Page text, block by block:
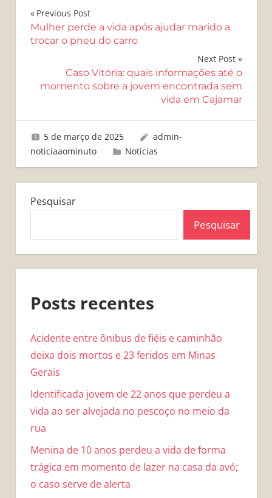
Navegação
de
Post
Previous Post
Mulher perde a vida após ajudar marido a
trocar o pneu do carro
Next Post
Caso Vitória: quais informações até o
momento sobre a jovem encontrada sem
vida em Cajamar
5 de março de 2025
admin-
noticiaaominuto
Notícias
Pesquisar
Pesquisar
Posts recentes
Acidente entre ônibus de fiéis e caminhão
deixa dois mortos e 23 feridos em Minas
Gerais
Identificada jovem de 22 anos que perdeu a
vida ao ser alvejada no pescoço no meio da
rua
Menina de 10 anos perdeu a vida de forma
trágica em momento de lazer na casa da avó;
o caso serve de alerta